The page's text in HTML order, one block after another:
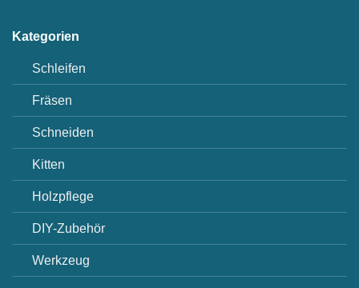
Kategorien
Schleifen
Fräsen
Schneiden
Kitten
Holzpflege
DIY-Zubehör
Werkzeug